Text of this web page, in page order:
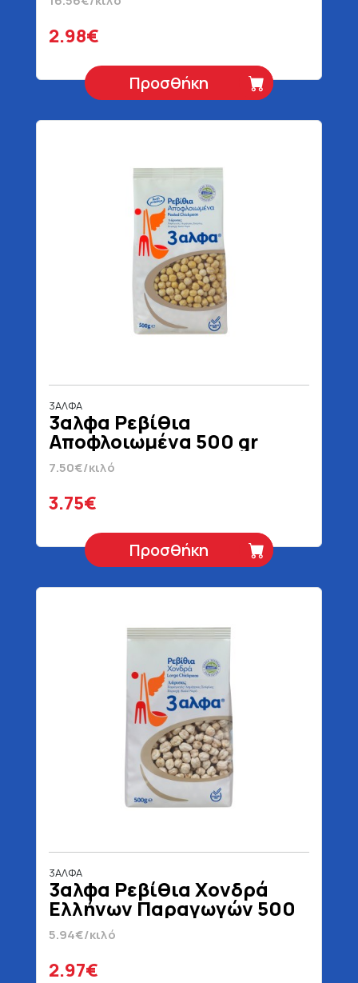
2.98€
Προσθήκη
3ΑΛΦΑ
3αλφα Ρεβίθια
Αποφλοιωμένα 500 gr
7.50€/κιλό
3.75€
Προσθήκη
3ΑΛΦΑ
3αλφα Ρεβίθια Χονδρά
Ελλήνων Παραγωγών 500
gr
5.94€/κιλό
2.97€